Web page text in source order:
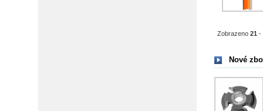
Zobrazeno21 -
Nové